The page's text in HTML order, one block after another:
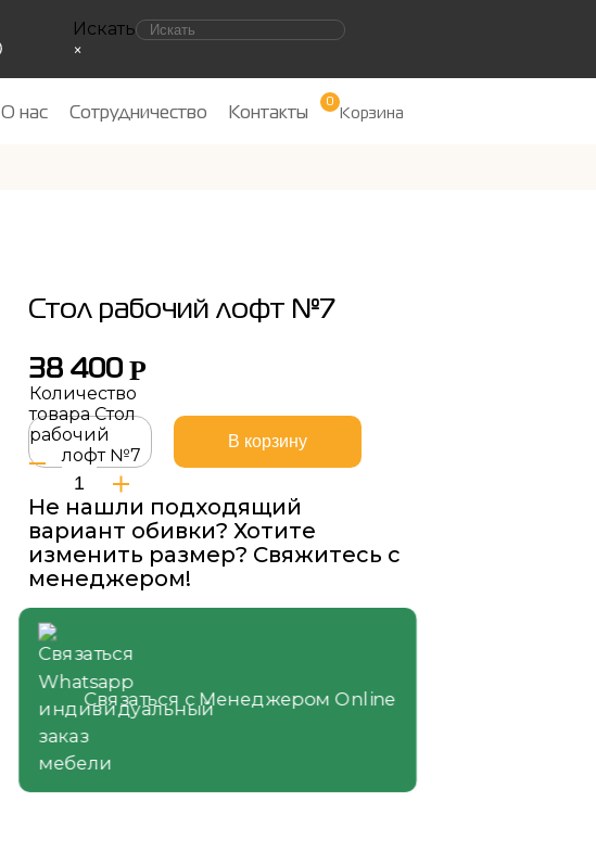
Искать
×
О нас Сотрудничество Контакты
0
Корзина
Стол рабочий лофт №7
38 400 Р
Количество
товара Стол
рабочий
лофт №7
В корзину
Не нашли подходящий
вариант обивки? Хотите
изменить размер? Свяжитесь с
менеджером!
Связаться с Менеджером Online